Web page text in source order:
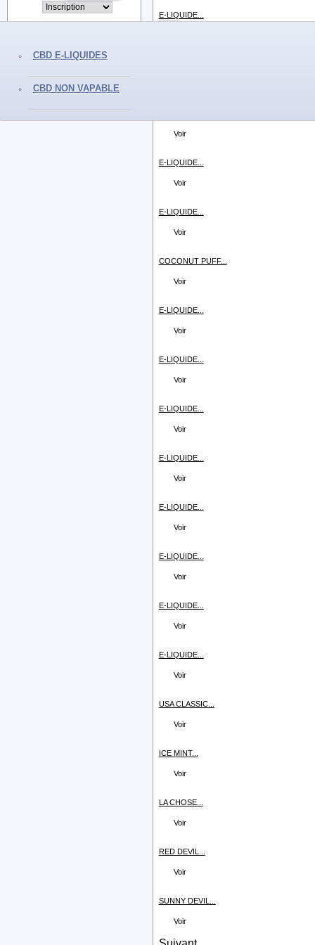
CBD E-LIQUIDES
CBD NON VAPABLE
E-LIQUIDE...
Voir
E-LIQUIDE...
Voir
E-LIQUIDE...
Voir
COCONUT PUFF...
Voir
E-LIQUIDE...
Voir
E-LIQUIDE...
Voir
E-LIQUIDE...
Voir
E-LIQUIDE...
Voir
E-LIQUIDE...
Voir
E-LIQUIDE...
Voir
E-LIQUIDE...
Voir
E-LIQUIDE...
Voir
USA CLASSIC...
Voir
ICE MINT...
Voir
LA CHOSE...
Voir
RED DEVIL...
Voir
SUNNY DEVIL...
Voir